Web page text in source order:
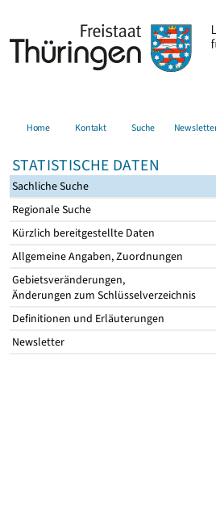
Home Kontakt Suche
STATISTISCHE DATEN
Sachliche Suche
Regionale Suche
Kürzlich bereitgestellte Daten
Allgemeine Angaben, Zuordnungen
Gebietsveränderungen,
Änderungen zum Schlüsselverzeichnis
Definitionen und Erläuterungen
Newsletter